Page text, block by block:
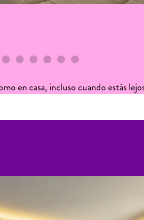
en casa, incluso cuando estás